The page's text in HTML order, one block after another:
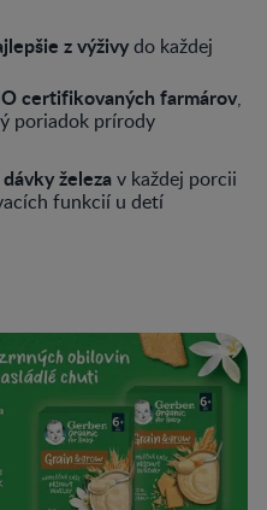
z výživydo každej
certifikovaných farmárov,
poriadok prírody​
železav každej porcii
funkcií u detí​